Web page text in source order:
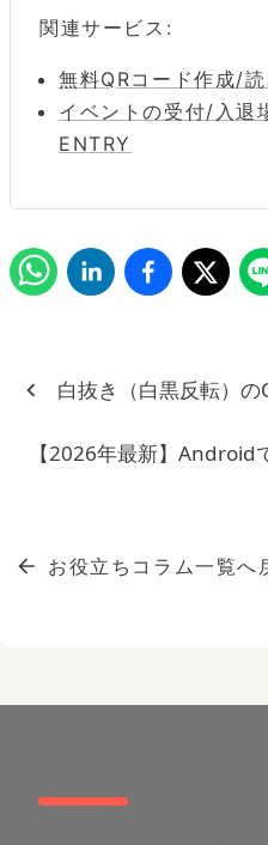
関連サービス:
無料QRコード作成/
イベントの受付/入退
ENTRY
白抜き（白黒反転）
【2026年最新】Android
お役立ちコラム一覧へ